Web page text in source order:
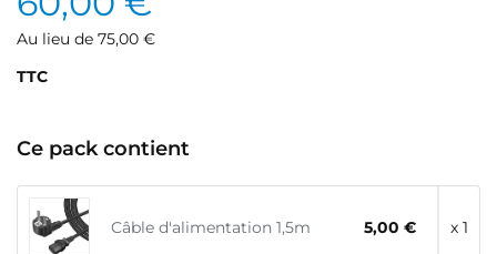
Au lieu de 75,00 €
TTC
Ce pack contient
Câble d'alimentation 1,5m 5,00 € x 1